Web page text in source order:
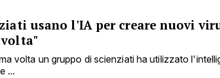
usano l'IA per creare nuovi
volta un gruppo di scienziati ha utilizzato
...